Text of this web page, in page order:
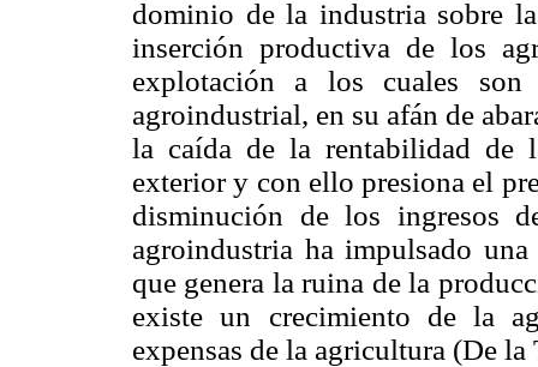
dominio de la industria sobre
inserción productiva de los
explotación a los cuales
agroindustrial, en su afán de
la caída de la rentabilidad de
exterior y con ello presiona el
disminución de los ingresos
agroindustria ha impulsado
que genera la ruina de la
existe un crecimiento de la
expensas de la agricultura (De la